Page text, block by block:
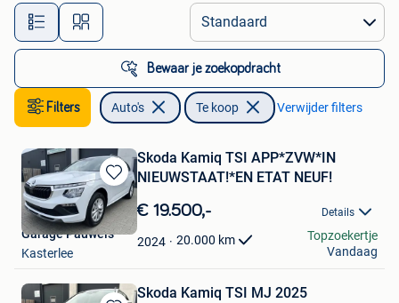
Alle afstanden…
Bewaar je zoekopdracht
Filters Auto's Te koop Verwijder filters
Bewaren
in
Mijn
Favorieten
Skoda Kamiq TSI APP*ZVW*IN
NIEUWSTAAT!*EN ETAT NEUF!
€ 19.500,- Details
2024 20.000 km
Garage Pauwels
Kasterlee
Topzoekertje
Vandaag
Skoda Kamiq TSI MJ 2025